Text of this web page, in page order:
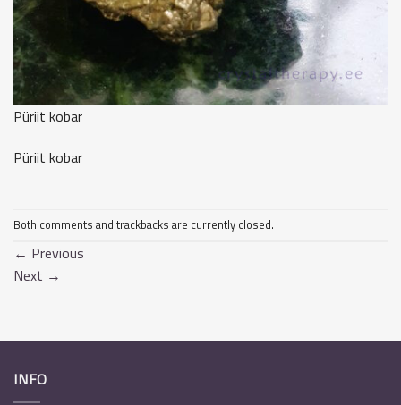
Püriit kobar
Püriit kobar
Both comments and trackbacks are currently closed.
← Previous
Next →
INFO